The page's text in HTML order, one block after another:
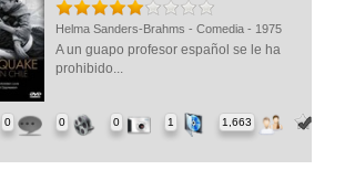
Helma Sanders-Brahms - Comedia - 1975
A un guapo profesor español se le ha
prohibido...
0 0 0 1 1,663